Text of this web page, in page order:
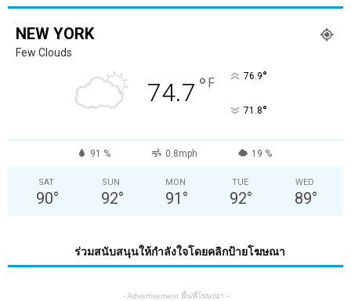
NEW YORK
Few Clouds
74.7 ° F 76.9°
71.8°
91 % 0.8mph 19 %
SAT
90°
SUN
92°
MON
91 °
TUE
92°
WED
89°
ร่วมสนับสนุนให้กำลังใจโดยคลิกป้ายโฆษณา
- Advertisement พื้นที่โฆษณา -